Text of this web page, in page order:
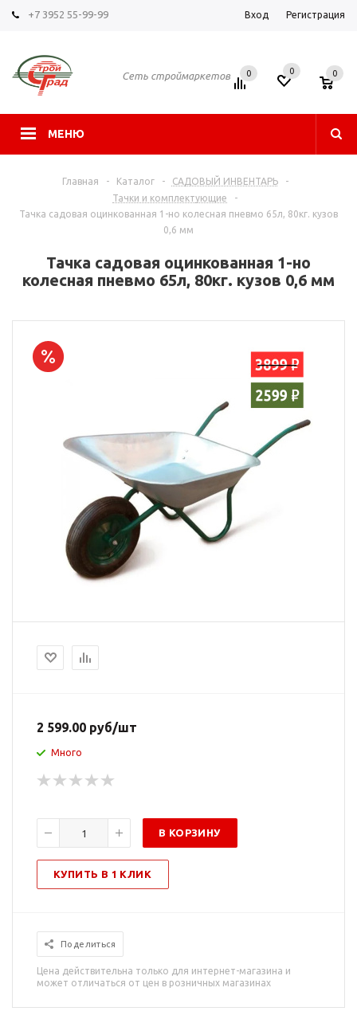
+7 3952 55-99-99 Вход Регистрация
Сеть строймаркетов
МЕНЮ
0 0 0
Главная - Каталог - САДОВЫЙ ИНВЕНТАРЬ
-
Тачки и комплектующие
-
Тачка садовая оцинкованная 1-но колесная пневмо 65л, 80кг. кузов
0,6 мм
Тачка садовая оцинкованная 1-но
колесная пневмо 65л, 80кг. кузов 0,6 мм
2 599.00 руб/шт
Много
В КОРЗИНУ
КУПИТЬ В 1 КЛИК
Поделиться
Цена действительна только для интернет-магазина и
может отличаться от цен в розничных магазинах